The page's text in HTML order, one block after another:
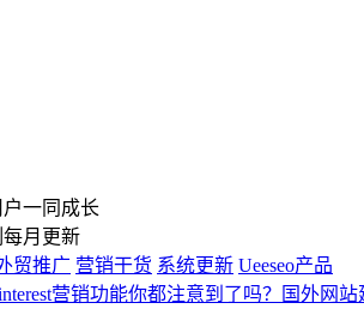
一同成长
月更新
贸推广 营销干货 系统更新 Ueeseo产品
营销功能你都注意到了吗？国外网站